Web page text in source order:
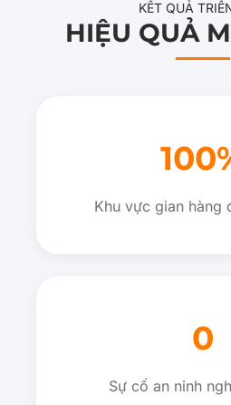
KẾT QUẢ
HIỆU QUẢ
Khu vực gian hàng
0
Sự cố an ninh